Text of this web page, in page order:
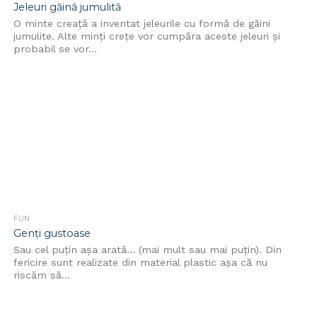
Jeleuri găină jumulită
O minte creaţă a inventat jeleurile cu formă de găini
jumulite. Alte minţi creţe vor cumpăra aceste jeleuri şi
probabil se vor...
FUN
Genţi gustoase
Sau cel puţin aşa arată… (mai mult sau mai puţin). Din
fericire sunt realizate din material plastic aşa că nu
riscăm să...